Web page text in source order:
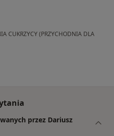
CUKRZYCY (PRZYCHODNIA DLA
przez Dariusz